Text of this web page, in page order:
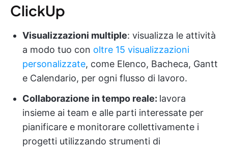
ClickUp
Visualizzazioni multiple: visualizza le attività
a modo tuo con oltre 15 visualizzazioni
personalizzate, come Elenco, Bacheca, Gantt
e Calendario, per ogni flusso di lavoro.
Collaborazione in tempo reale: lavora
insieme ai team e alle parti interessate per
pianificare e monitorare collettivamente i
progetti utilizzando strumenti di